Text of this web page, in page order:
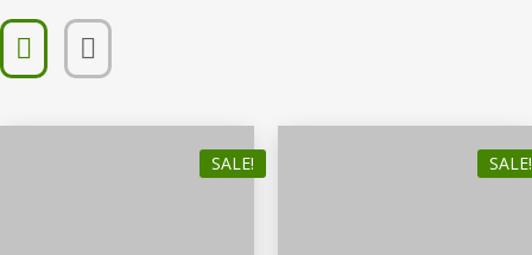
SALE! SALE!